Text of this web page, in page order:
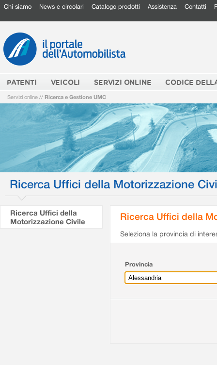
Chi siamo News e circolari Catalogo prodotti Assistenza Contatti
PATENTI VEICOLI SERVIZI ONLINE CODICE
Servizi online // Ricerca e Gestione UMC
Ricerca Uffici della Motorizzazione
Ricerca Uffici della
Motorizzazione Civile
Ricerca Uffici della
Seleziona la provincia di
Provincia